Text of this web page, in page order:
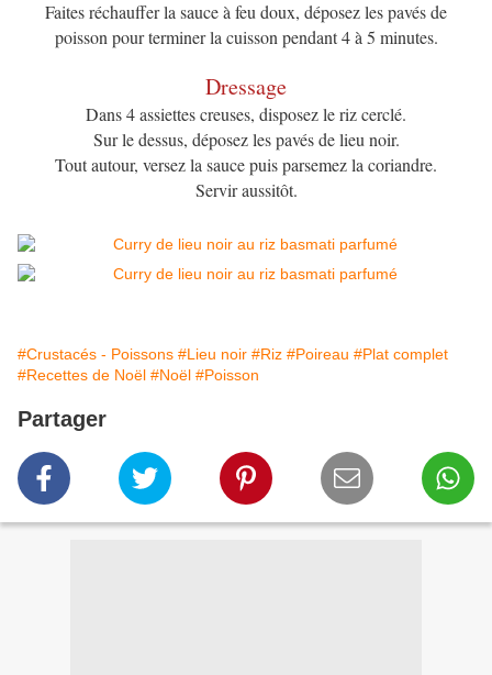
Faites réchauffer la sauce à feu doux, déposez les pavés de
poisson pour terminer la cuisson pendant 4 à 5 minutes.
Dressage
Dans 4 assiettes creuses, disposez le riz cerclé.
Sur le dessus, déposez les pavés de lieu noir.
Tout autour, versez la sauce puis parsemez la coriandre.
Servir aussitôt.
#Crustacés - Poissons #Lieu noir #Riz #Poireau #Plat complet
#Recettes de Noël #Noël #Poisson
Partager